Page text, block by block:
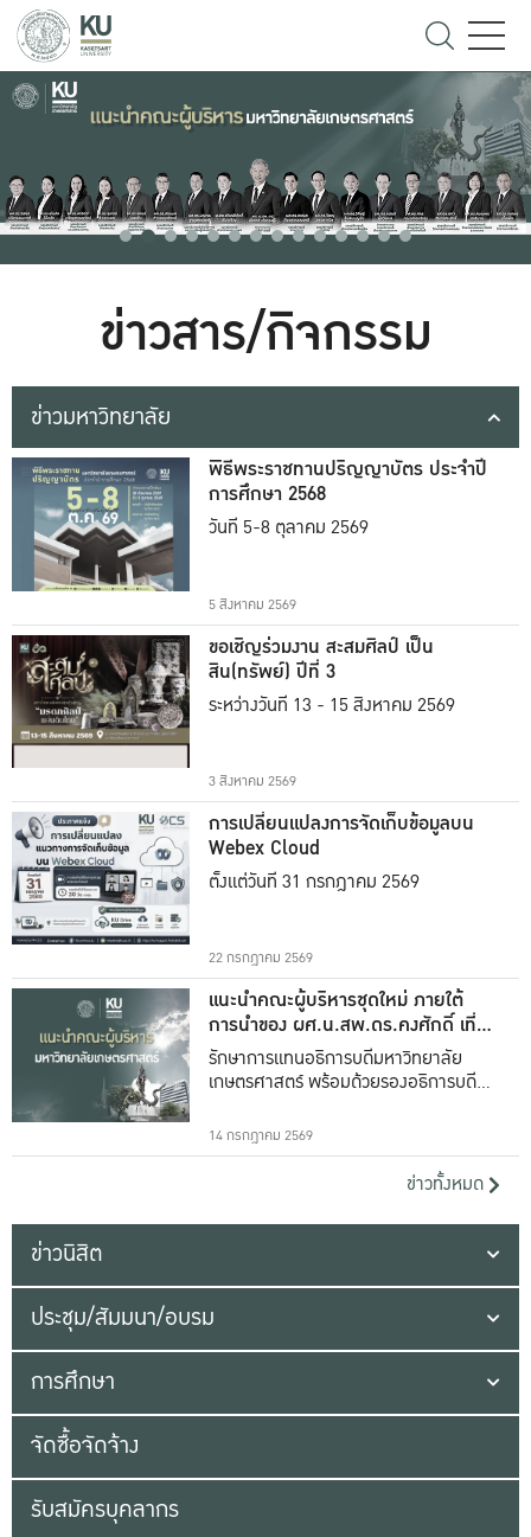
ข่าวสาร/กิจกรรม
ข่าวมหาวิทยาลัย
พิธีพระราชทานปริญญาบัตร ประจำปี
การศึกษา 2568
วันที่ 5-8 ตุลาคม 2569
5 สิงหาคม 2569
ขอเชิญร่วมงาน สะสมศิลป์ เป็น
สิน(ทรัพย์) ปีที่ 3
ระหว่างวันที่ 13 - 15 สิงหาคม 2569
3 สิงหาคม 2569
การเปลี่ยนแปลงการจัดเก็บข้อมูลบน
Webex Cloud
ตั้งแต่วันที่ 31 กรกฎาคม 2569
22 กรกฎาคม 2569
แนะนำคณะผู้บริหารชุดใหม่ ภายใต้
การนำของ ผศ.น.สพ.ดร.คงศักดิ์ เที่ยง
ธรรม
รักษาการแทนอธิการบดีมหาวิทยาลัย
เกษตรศาสตร์ พร้อมด้วยรองอธิการบดีทั้ง
14 กรกฎาคม 2569
ข่าวทั้งหมด
ข่าวนิสิต
ประชุม/สัมมนา/อบรม
การศึกษา
จัดซื้อจัดจ้าง
รับสมัครบุคลากร